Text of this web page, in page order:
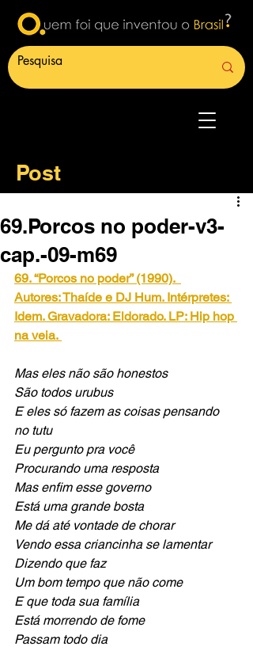
Post
69.Porcos no poder-v3-
cap.-09-m69
69. “Porcos no poder” (1990).
Autores: Thaíde e DJ Hum. Intérpretes:
Idem. Gravadora: Eldorado. LP: Hip hop
na veia.
Mas eles não são honestos
São todos urubus
E eles só fazem as coisas pensando
no tutu
Eu pergunto pra você
Procurando uma resposta
Mas enfim esse governo
Está uma grande bosta
Me dá até vontade de chorar
Vendo essa criancinha se lamentar
Dizendo que faz
Um bom tempo que não come
E que toda sua família
Está morrendo de fome
Passam todo dia